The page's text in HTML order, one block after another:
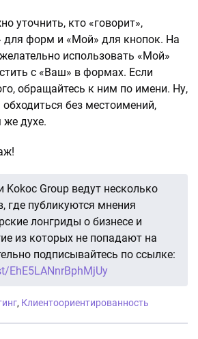
уточнить, кто «говорит»,
для форм и «Мой» для кнопок. На
использовать «Мой»
с «Ваш» в формах. Если
обращайтесь к ним по имени. Ну,
без местоимений,
же духе.
Kokoc Group ведут несколько
где публикуются мнения
лонгриды о бизнесе и
из которых не попадают на
подписывайтесь по ссылке:
EhE5LANnrBphMjUy
, Клиентоориентированность